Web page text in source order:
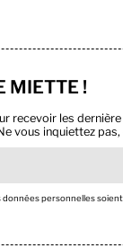
MIETTE !
recevoir les
vous inquiettez
données personnelles